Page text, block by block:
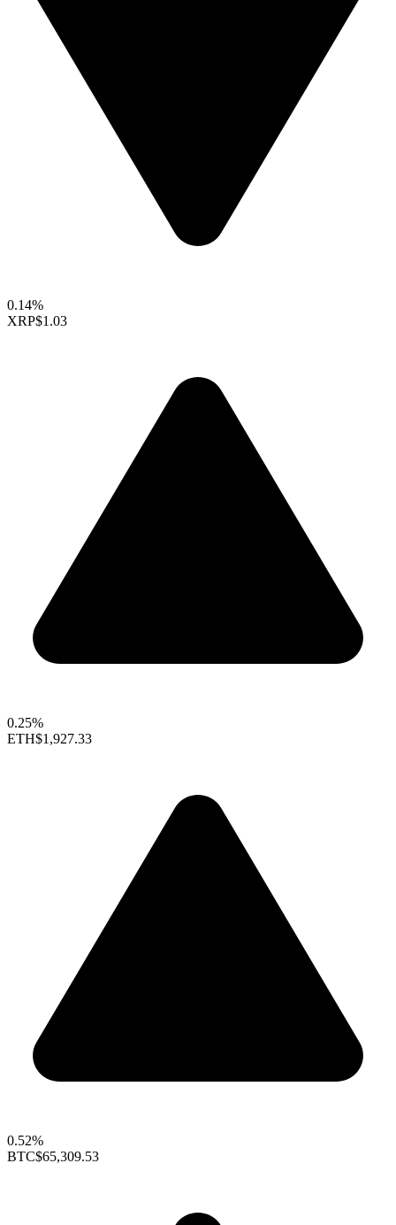
0.14%
XRP$1.03
0.25%
ETH$1,927.33
0.52%
BTC$65,309.53